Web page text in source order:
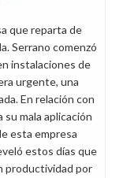
que reparta de
Serrano comenzó
instalaciones de
urgente, una
En relación con
mala aplicación
esta empresa
estos días que
productividad por